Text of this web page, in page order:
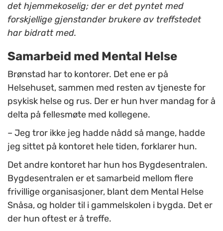
det hjemmekoselig; der er det pyntet med
forskjellige gjenstander brukere av treffstedet
har bidratt med.
Samarbeid med Mental Helse
Brønstad har to kontorer. Det ene er på
Helsehuset, sammen med resten av tjeneste for
psykisk helse og rus. Der er hun hver mandag for å
delta på fellesmøte med kollegene.
– Jeg tror ikke jeg hadde nådd så mange, hadde
jeg sittet på kontoret hele tiden, forklarer hun.
Det andre kontoret har hun hos Bygdesentralen.
Bygdesentralen er et samarbeid mellom flere
frivillige organisasjoner, blant dem Mental Helse
Snåsa, og holder til i gammelskolen i bygda. Det er
der hun oftest er å treffe.